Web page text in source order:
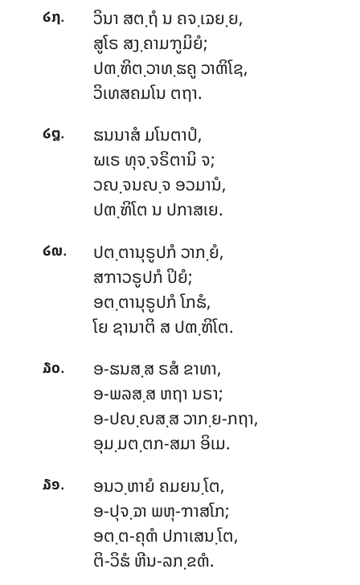
໒໗.
ວິນາ ສຕ຺ຖໍ ນ ຄຈ຺ເຉຍ຺ຍ,
ສູໂຣ ສງ຺ຄາມຠູມິຍໍ;
ປຓ຺ຑິຕ຺ວາທ຺ຘຄູ ວາຓິໂຊ,
ວິເທສຄມໂນ ຕຖາ.
໒໘.
ຘນນາສໍ ມໂນຕາປໍ,
ຆເຣ ທຸຈ຺ຈຣິຕານິ ຈ;
ວຎ຺ຈນຎ຺ຈ ອວມານໍ,
ປຓ຺ຑິໂຕ ນ ປກາສເຍ.
໒໙.
ປຕ຺ຕານຸຣູປກໍ ວາກ຺ຍໍ,
ສຠາວຣູປກໍ ປິຍໍ;
ອຕ຺ຕານຸຣູປກໍ ໂກຘໍ,
ໂຍ ຊານາຕິ ສ ປຓ຺ຑິໂຕ.
໓໐.
ອ-ຘນສ຺ສ ຣສໍ ຂາທາ,
ອ-ພລສ຺ສ ຫຖາ ນຣາ;
ອ-ປຎ຺ຎສ຺ສ ວາກ຺ຍ-ກຖາ,
ອຸມ຺ມຕ຺ຕກ-ສມາ ອິເມ.
໓໑.
ອນວ຺ຫາຍໍ ຄມຍນ຺ໂຕ,
ອ-ປຸຈ຺ຉາ ພຫຸ-ຠາສໂກ;
ອຕ຺ຕ-ຄຸຓໍ ປກາເສນ຺ໂຕ,
ຕິ-ວິຘໍ ຫີນ-ລກ຺ຂຓໍ.